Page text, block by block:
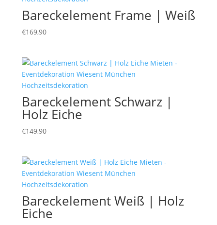
Bareckelement Frame | Weiß
€169,90
Bareckelement Schwarz |
Holz Eiche
€149,90
Bareckelement Weiß | Holz
Eiche